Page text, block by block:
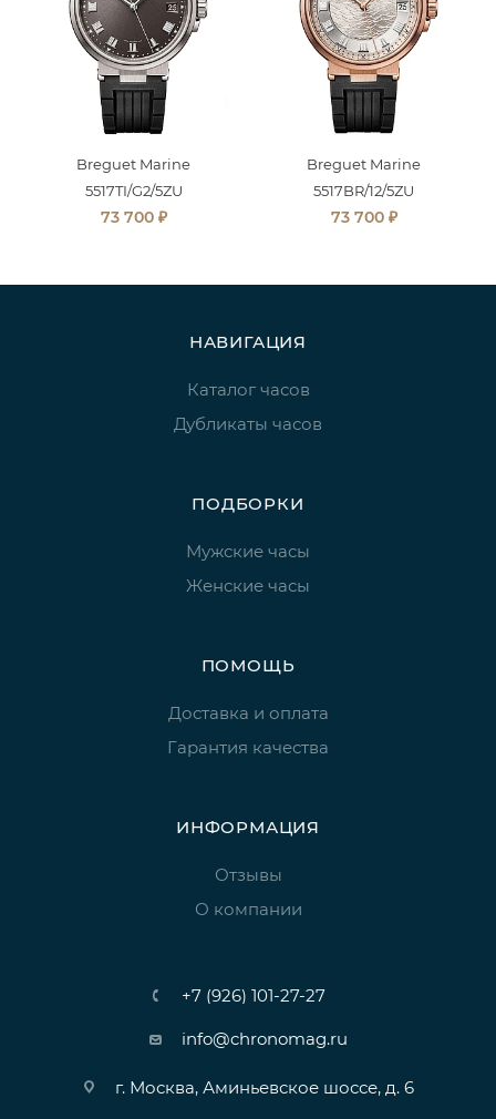
Breguet Marine
5517TI/G2/5ZU
73 700 ₽
Breguet Marine
5517BR/12/5ZU
73 700 ₽
НАВИГАЦИЯ
Каталог часов
Дубликаты часов
ПОДБОРКИ
Мужские часы
Женские часы
ПОМОЩЬ
Доставка и оплата
Гарантия качества
ИНФОРМАЦИЯ
Отзывы
О компании
+7 (926) 101-27-27
info@chronomag.ru
г. Москва, Аминьевское шоссе, д. 6